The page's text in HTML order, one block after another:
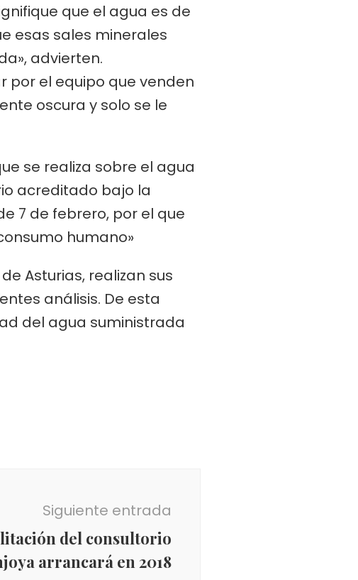
que el agua es de
esas sales minerales
advierten.
por el equipo que venden
oscura y solo se le
se realiza sobre el agua
acreditado bajo la
7 de febrero, por el que
humano»
Asturias, realizan sus
análisis. De esta
del agua suministrada
Siguiente entrada
del consultorio
arrancará en 2018